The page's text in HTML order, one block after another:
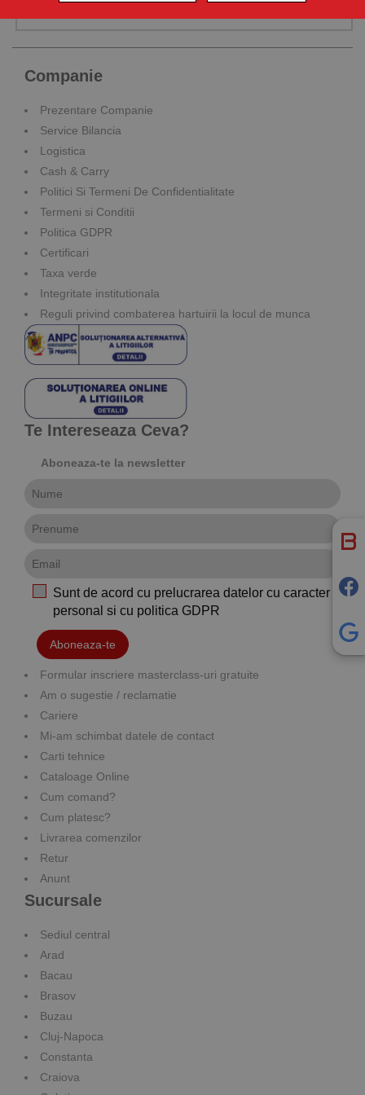
culoare rosu
Companie
Prezentare Companie
Service Bilancia
Logistica
Cash & Carry
Politici Si Termeni De Confidentialitate
Termeni si Conditii
Politica GDPR
Certificari
Taxa verde
Integritate institutionala
Reguli privind combaterea hartuirii la locul de munca
Te Intereseaza Ceva?
Aboneaza-te la newsletter
Sunt de acord cu prelucrarea datelor cu caracter
personal si cu politica GDPR
Aboneaza-te
Formular inscriere masterclass-uri gratuite
Am o sugestie / reclamatie
Cariere
Mi-am schimbat datele de contact
Carti tehnice
Cataloage Online
Cum comand?
Cum platesc?
Livrarea comenzilor
Retur
Anunt
Sucursale
Sediul central
Arad
Bacau
Brasov
Buzau
Cluj-Napoca
Constanta
Craiova